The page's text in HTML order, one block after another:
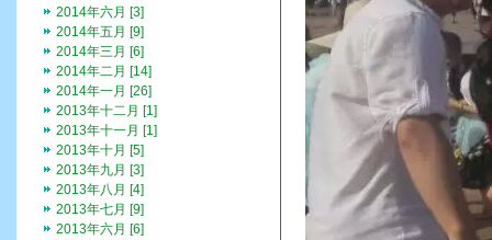
2014年六月 [3]
2014年五月 [9]
2014年三月 [6]
2014年二月 [14]
2014年一月 [26]
2013年十二月 [1]
2013年十一月 [1]
2013年十月 [5]
2013年九月 [3]
2013年八月 [4]
2013年七月 [9]
2013年六月 [6]